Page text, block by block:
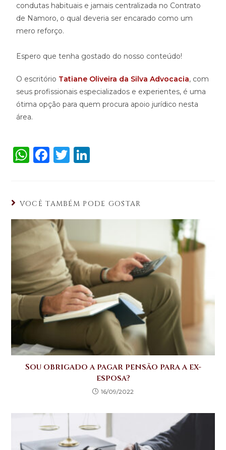
condutas habituais e jamais centralizada no Contrato
de Namoro, o qual deveria ser encarado como um
mero reforço.
Espero que tenha gostado do nosso conteúdo!
O escritório Tatiane Oliveira da Silva Advocacia, com
seus profissionais especializados e experientes, é uma
ótima opção para quem procura apoio jurídico nesta
área.
W
ts
A
p
p
F
e
b
o
o
k
T
te
r
e
dI
VOCÊ TAMBÉM PODE GOSTAR
Sou obrigado a pagar pensão para a ex-
esposa?
16/09/2022